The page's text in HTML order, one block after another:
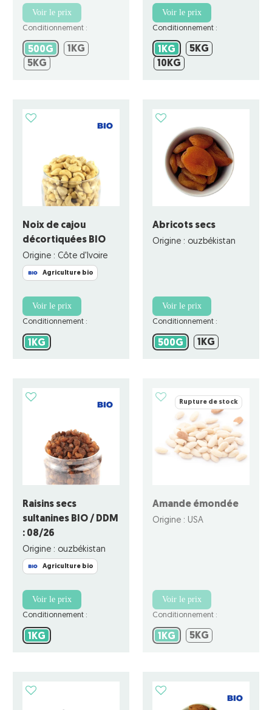
Voir le prix
Conditionnement :
500G 500G
1KG
5KG
Voir le prix
Conditionnement :
1KG 1KG5KG
10KG
Noix de cajou
décortiquées BIO
Origine : Côte d'Ivoire
Agriculture bio
Voir le prix
Conditionnement :
1KG
Abricots secs
Origine : ouzbékistan
Voir le prix
Conditionnement :
500G 500G
1KG
Raisins secs
sultanines BIO / DDM
: 08/26
Origine : ouzbékistan
Agriculture bio
Voir le prix
Conditionnement :
1KG
Rupture de stock
Amande émondée
Origine : USA
Voir le prix
Conditionnement :
1KG 1KG5KG